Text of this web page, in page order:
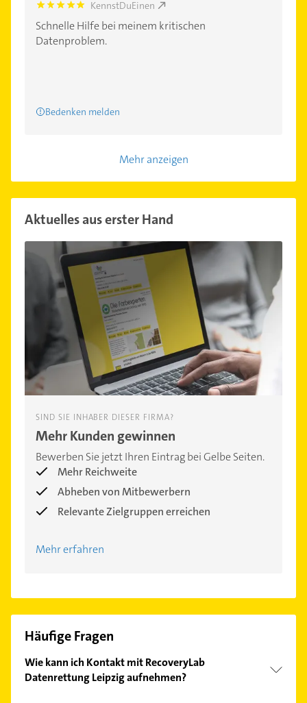
5.0 KennstDuEinen
Schnelle Hilfe bei meinem kritischen
Datenproblem.
Bedenken melden
Mehr anzeigen
Aktuelles aus erster Hand
SIND SIE INHABER DIESER FIRMA?
Mehr Kunden gewinnen
Bewerben Sie jetzt Ihren Eintrag bei Gelbe Seiten.
Mehr Reichweite
Abheben von Mitbewerbern
Relevante Zielgruppen erreichen
Mehr erfahren
Häufige Fragen
Wie kann ich Kontakt mit RecoveryLab
Datenrettung Leipzig aufnehmen?